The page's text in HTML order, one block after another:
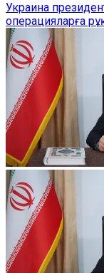
Украина
операцияларға